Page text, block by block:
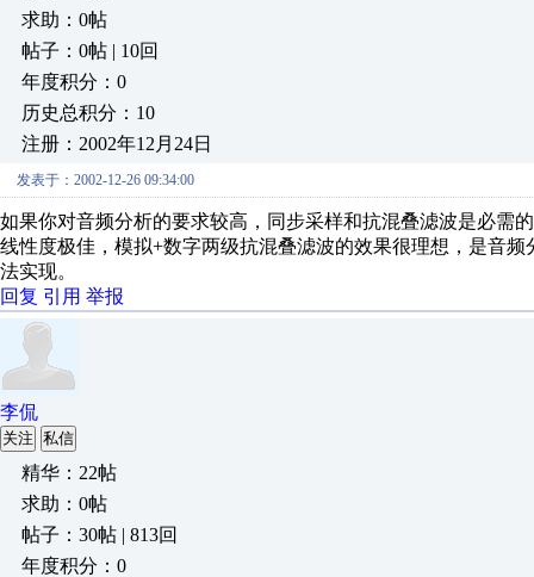
求助：0帖
帖子：0帖 | 10回
年度积分：0
历史总积分：10
注册：2002年12月24日
发表于：2002-12-26 09:34:00
如果你对音频分析的要求较高，同步采样和抗混叠滤波是必需
线性度极佳，模拟+数字两级抗混叠滤波的效果很理想，是音
法实现。
回复 引用 举报
李侃
关注 私信
精华：22帖
求助：0帖
帖子：30帖 | 813回
年度积分：0